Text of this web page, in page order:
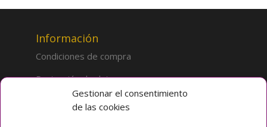
Gestionar el consentimiento
de las cookies
Información
Condiciones de compra
Protección de datos
Sobre la tienda